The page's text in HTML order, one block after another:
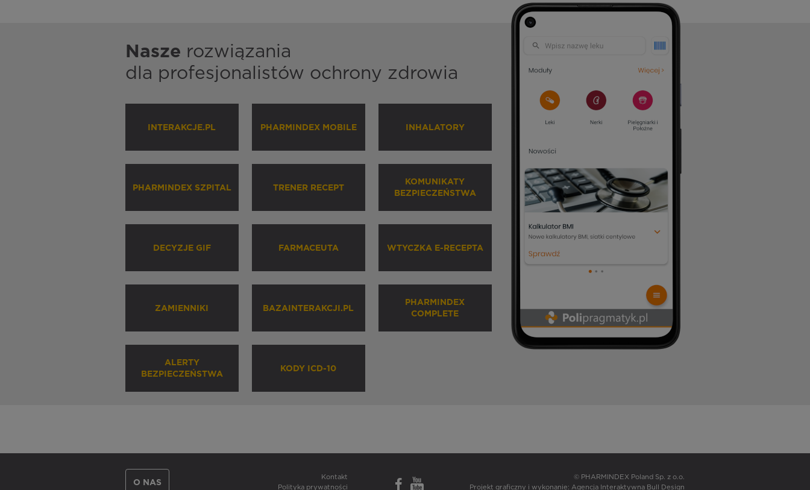
Nasze rozwiązania
dla profesjonalistów ochrony zdrowia
INTERAKCJE.PL PHARMINDEX MOBILE INHALATORY
PHARMINDEX SZPITAL TRENER RECEPT
KOMUNIKATY
BEZPIECZEŃSTWA
DECYZJE GIF FARMACEUTA WTYCZKA E-RECEPTA
ZAMIENNIKI BAZAINTERAKCJI.PL
PHARMINDEX
COMPLETE
ALERTY
BEZPIECZEŃSTWA
KODY ICD-10
O NAS
Kontakt
Polityka prywatności
© PHARMINDEX Poland Sp. z o.o.
Projekt graficzny i wykonanie: Agencja Interaktywna Bull Design